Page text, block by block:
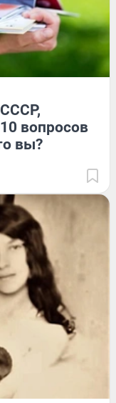
вопросов
вы?